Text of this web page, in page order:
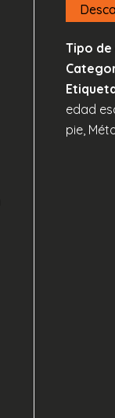
Tipo
edad
pie,